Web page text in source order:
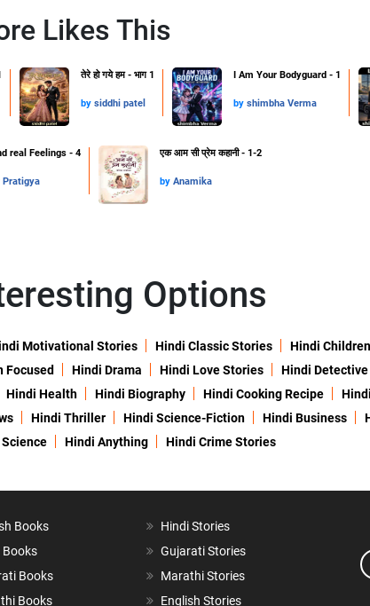
Likes This
तेरे हो गये हम - भाग 1
by siddhi patel
I Am Your Bodyguard - 1
by shimbha Verma
real Feelings - 4
Pratigya
एक आम सी प्रेम कहानी - 1-2
by Anamika
Options
Motivational Stories Hindi Classic Stories Hindi
Focused Hindi Drama Hindi Love Stories Hindi
Hindi Health Hindi Biography Hindi Cooking Recipe
Hindi Thriller Hindi Science-Fiction Hindi Business
Hindi Anything Hindi Crime Stories
Books
Books
Books
Books
Hindi Stories
Gujarati Stories
Marathi Stories
English Stories